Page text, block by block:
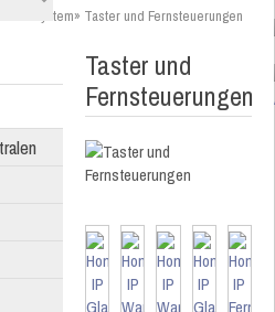
IP System» Taster und Fernsteuerungen
Taster und
Fernsteuerungen